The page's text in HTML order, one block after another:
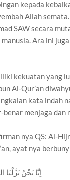
kepada
Allah
SAW secara
Ara ini
kekuatan yang
Al-Qur’an
kata indah
benar menjaga dan
nya QS: Al-
ayat nya
اِنَّا نَحْنُ نَزَّلْنَا